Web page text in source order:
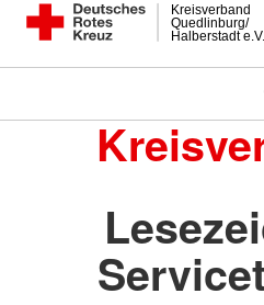
Halberstadt e.V.
Quedlinburg/
Kreisverband